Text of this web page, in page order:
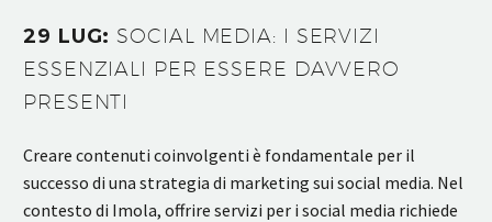
29 LUG: SOCIAL MEDIA: I SERVIZI
ESSENZIALI PER ESSERE DAVVERO
PRESENTI
Creare contenuti coinvolgenti è fondamentale per il
successo di una strategia di marketing sui social media. Nel
contesto di Imola, offrire servizi per i social media richiede